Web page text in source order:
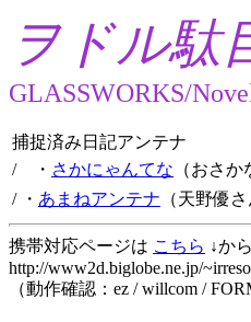
ヲドル駄
GLASSWORKS/
捕捉済み日記アンテナ
/ ・ さかにゃんてな （おさか
/ ・ あまねアンテナ （天野優さ
携帯対応ページは こちら ↓か
http://www2d.biglobe.ne.jp/
（動作確認：ez / willcom /